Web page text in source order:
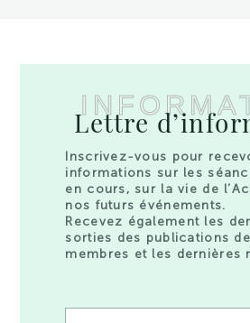
Lettre
Inscrivez-vous pour
informations sur les
en cours, sur la vie de
nos futurs événements.
Recevez également les
sorties des publications
membres et les dernières